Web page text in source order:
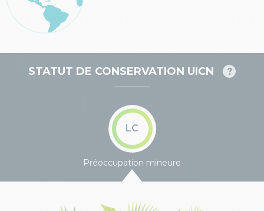
STATUT DE CONSERVATION UICN
LC
Préoccupation mineure